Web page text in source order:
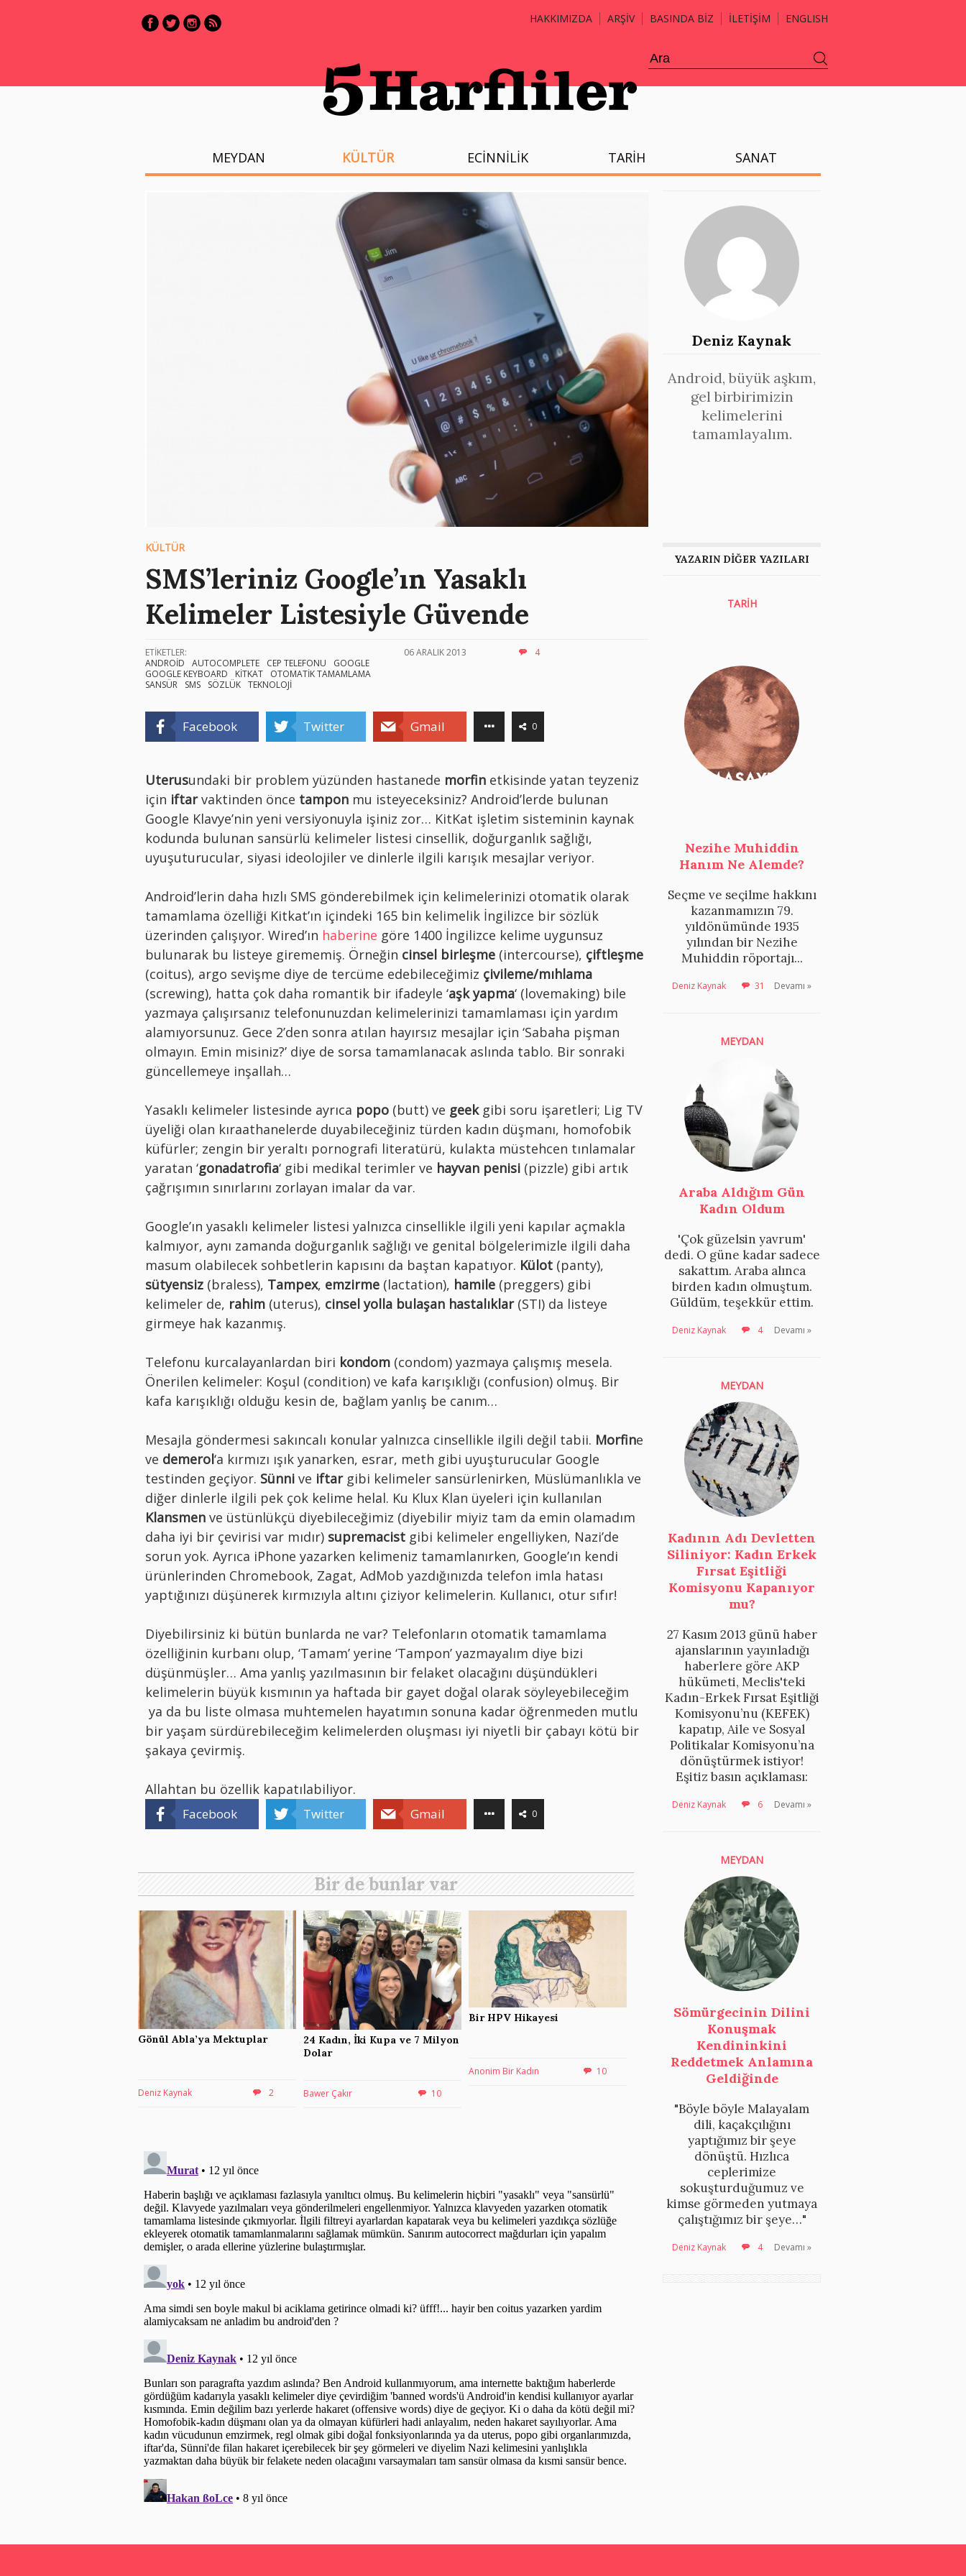
HAKKIMIZDA ARŞİV BASINDA BİZ İLETİŞİM ENGLISH
MEYDAN KÜLTÜR ECİNNİLİK TARİH SANAT
Deniz Kaynak
Android, büyük aşkım,
gel birbirimizin
kelimelerini
tamamlayalım.
KÜLTÜR
SMS’leriniz Google’ın Yasaklı
Kelimeler Listesiyle Güvende
ETİKETLER:
ANDROİD
AUTOCOMPLETE CEP TELEFONU
GOOGLE
GOOGLE KEYBOARD
KİTKAT
OTOMATİK TAMAMLAMA
SANSÜR
SMS SÖZLÜK TEKNOLOJİ
06 ARALIK 2013 4
Facebook Twitter Gmail 0
Uterusundaki bir problem yüzünden hastanede morfin etkisinde yatan teyzeniz
için iftarvaktinden önce tampon mu isteyeceksiniz? Android’lerde bulunan
Google Klavye’nin yeni versiyonuyla işiniz zor… KitKat işletim sisteminin kaynak
kodunda bulunan sansürlü kelimeler listesi cinsellik, doğurganlık sağlığı,
uyuşuturucular, siyasi ideolojiler ve dinlerle ilgili karışık mesajlar veriyor.
Android’lerin daha hızlı SMS gönderebilmek için kelimelerinizi otomatik olarak
tamamlama özelliği Kitkat’ın içindeki 165 bin kelimelik İngilizce bir sözlük
üzerinden çalışıyor. Wired’ın haberine göre 1400 İngilizce kelime uygunsuz
bulunarak bu listeye girememiş. Örneğin cinsel birleşme (intercourse), çiftleşme
(coitus), argo sevişme diye de tercüme edebileceğimiz çivileme/mıhlama
(screwing), hatta çok daha romantik bir ifadeyle ‘aşk yapma‘ (lovemaking) bile
yazmaya çalışırsanız telefonunuzdan kelimelerinizi tamamlaması için yardım
alamıyorsunuz. Gece 2’den sonra atılan hayırsız mesajlar için ‘Sabaha pişman
olmayın. Emin misiniz?’ diye de sorsa tamamlanacak aslında tablo. Bir sonraki
güncellemeye inşallah…
Yasaklı kelimeler listesinde ayrıca popo (butt) ve geekgibi soru işaretleri; Lig TV
üyeliği olan kıraathanelerde duyabileceğiniz türden kadın düşmanı, homofobik
küfürler; zengin bir yeraltı pornografi literatürü, kulakta müstehcen tınlamalar
yaratan ‘gonadatrofia‘ gibi medikal terimler ve hayvan penisi (pizzle) gibi artık
çağrışımın sınırlarını zorlayan imalar da var.
Google’ın yasaklı kelimeler listesi yalnızca cinsellikle ilgili yeni kapılar açmakla
kalmıyor, aynı zamanda doğurganlık sağlığı ve genital bölgelerimizle ilgili daha
masum olabilecek sohbetlerin kapısını da baştan kapatıyor. Külot (panty),
sütyensiz (braless), Tampex, emzirme (lactation), hamile (preggers) gibi
kelimeler de, rahim (uterus), cinsel yolla bulaşan hastalıklar(STI) da listeye
girmeye hak kazanmış.
Telefonu kurcalayanlardan biri kondom (condom) yazmaya çalışmış mesela.
Önerilen kelimeler: Koşul (condition) ve kafa karışıklığı (confusion) olmuş. Bir
kafa karışıklığı olduğu kesin de, bağlam yanlış be canım…
Mesajla göndermesi sakıncalı konular yalnızca cinsellikle ilgili değil tabii. Morfine
ve demerol‘a kırmızı ışık yanarken, esrar, meth gibi uyuşturucular Google
testinden geçiyor. Sünni ve iftargibi kelimeler sansürlenirken, Müslümanlıkla ve
diğer dinlerle ilgili pek çok kelime helal. Ku Klux Klan üyeleri için kullanılan
Klansmen ve üstünlükçü diyebileceğimiz (diyebilir miyiz tam da emin olamadım
daha iyi bir çevirisi var mıdır) supremacist gibi kelimeler engelliyken, Nazi’de
sorun yok. Ayrıca iPhone yazarken kelimeniz tamamlanırken, Google’ın kendi
ürünlerinden Chromebook, Zagat, AdMob yazdığınızda telefon imla hatası
yaptığınızı düşünerek kırmızıyla altını çiziyor kelimelerin. Kullanıcı, otur sıfır!
Diyebilirsiniz ki bütün bunlarda ne var? Telefonların otomatik tamamlama
özelliğinin kurbanı olup, ‘Tamam’ yerine ‘Tampon’ yazmayalım diye bizi
düşünmüşler… Ama yanlış yazılmasının bir felaket olacağını düşündükleri
kelimelerin büyük kısmının ya haftada bir gayet doğal olarak söyleyebileceğim
ya da bu liste olmasa muhtemelen hayatımın sonuna kadar öğrenmeden mutlu
bir yaşam sürdürebileceğim kelimelerden oluşması iyi niyetli bir çabayı kötü bir
şakaya çevirmiş.
Allahtan bu özellik kapatılabiliyor.
Facebook Twitter Gmail 0
YAZARIN DİĞER YAZILARI
TARİH
Nezihe Muhiddin
Hanım Ne Alemde?
Seçme ve seçilme hakkını
kazanmamızın 79.
yıldönümünde 1935
yılından bir Nezihe
Muhiddin röportajı...
Deniz Kaynak 31 Devamı »
MEYDAN
Araba Aldığım Gün
Kadın Oldum
'Çok güzelsin yavrum'
dedi. O güne kadar sadece
sakattım. Araba alınca
birden kadın olmuştum.
Güldüm, teşekkür ettim.
Deniz Kaynak 4 Devamı »
MEYDAN
Kadının Adı Devletten
Siliniyor: Kadın Erkek
Fırsat Eşitliği
Komisyonu Kapanıyor
mu?
27 Kasım 2013 günü haber
ajanslarının yayınladığı
haberlere göre AKP
hükümeti, Meclis'teki
Kadın-Erkek Fırsat Eşitliği
Komisyonu’nu (KEFEK)
kapatıp, Aile ve Sosyal
Politikalar Komisyonu’na
dönüştürmek istiyor!
Eşitiz basın açıklaması:
Deniz Kaynak 6 Devamı »
MEYDAN
Sömürgecinin Dilini
Konuşmak
Kendininkini
Reddetmek Anlamına
Geldiğinde
"Böyle böyle Malayalam
dili, kaçakçılığını
yaptığımız bir şeye
dönüştü. Hızlıca
ceplerimize
sokuşturduğumuz ve
kimse görmeden yutmaya
çalıştığımız bir şeye…"
Deniz Kaynak 4 Devamı »
Bir de bunlar var
Gönül Abla’ya Mektuplar
Deniz Kaynak 2
24 Kadın, İki Kupa ve 7 Milyon
Dolar
Bawer Çakır 10
Bir HPV Hikayesi
Anonim Bir Kadın 10